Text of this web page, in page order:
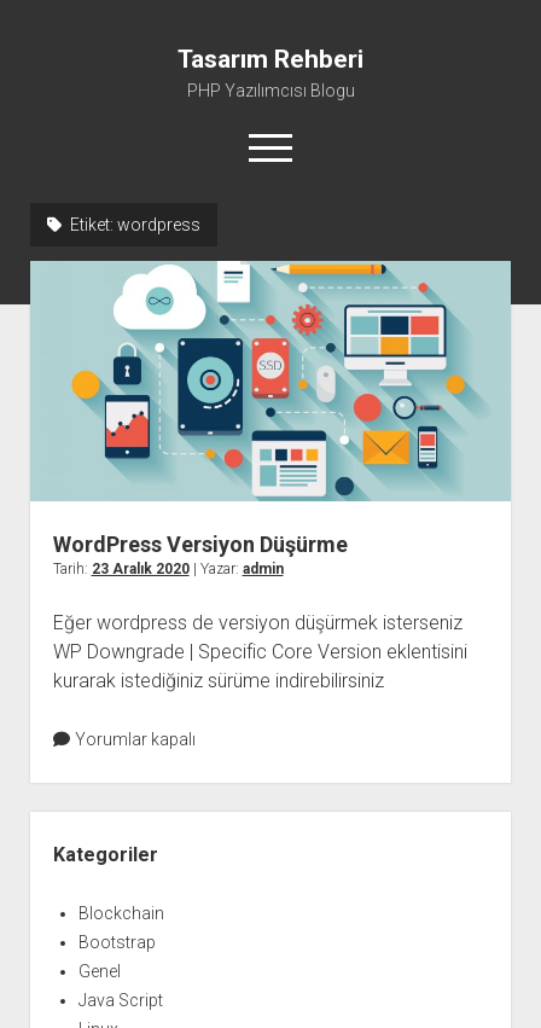
Tasarım Rehberi
PHP Yazılımcısı Blogu
menüyü
aç
Hakkımda
Etiket: wordpress
WordPress Versiyon Düşürme
Tarih: 23 Aralık 2020| Yazar: admin
Eğer wordpress de versiyon düşürmek isterseniz
WP Downgrade | Specific Core Version eklentisini
kurarak istediğiniz sürüme indirebilirsiniz
Yorumlar kapalı
Menü
Kategoriler
Blockchain
Bootstrap
Genel
Java Script